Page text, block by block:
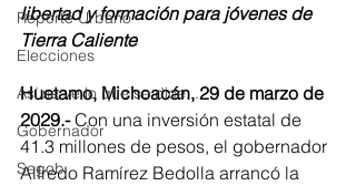
Reporte Urbano
Elecciones
Así se ve lo que se dice...
Gobernador
Segob
libertad y formación para jóvenes de
Tierra Caliente
Huetamo, Michoacán, 29 de marzo de
2029.- Con una inversión estatal de
41.3 millones de pesos, el gobernador
Alfredo Ramírez Bedolla arrancó la